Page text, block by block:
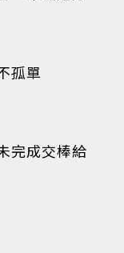
孤單
完成交棒給